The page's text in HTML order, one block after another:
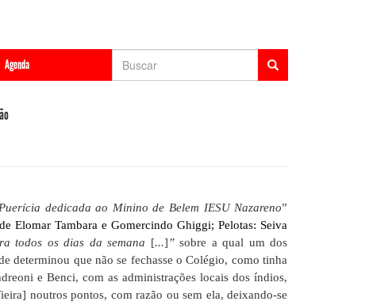
Agenda Formulário
de
dedicada ao Minino de Belem IESU Nazareno”
Elomar Tambara e Gomercindo Ghiggi; Pelotas: Seiva
todos os dias da semana [...]”sobre a qual um dos
determinou que não se fechasse o Colégio, como tinha
e Benci, com as administrações locais dos índios,
noutros pontos, com razão ou sem ela, deixando-se